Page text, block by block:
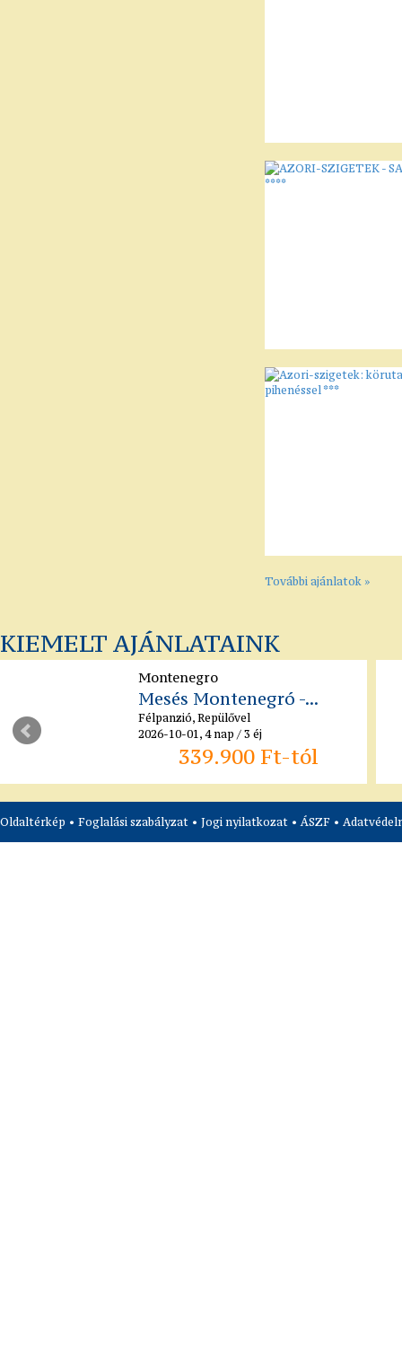
További ajánlatok »
KIEMELT AJÁNLATAINK
Montenegro
Mesés Montenegró -...
Félpanzió, Repülővel
2026-10-01, 4 nap / 3 éj
339.900 Ft-tól
Oldaltérkép • Foglalási szabályzat • Jogi nyilatkozat • ÁSZF •